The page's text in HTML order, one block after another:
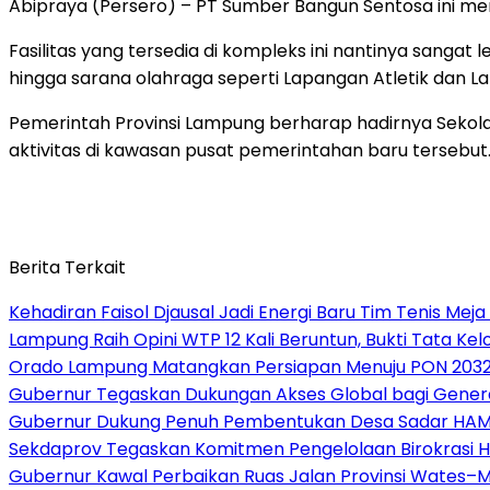
Abipraya (Persero) – PT Sumber Bangun Sentosa ini
Fasilitas yang tersedia di kompleks ini nantinya sangat
hingga sarana olahraga seperti Lapangan Atletik dan
Pemerintah Provinsi Lampung berharap hadirnya
aktivitas di kawasan pusat pemerintahan baru
Berita Terkait
Kehadiran Faisol Djausal Jadi Energi Baru Tim Tenis
Lampung Raih Opini WTP 12 Kali Beruntun, Bukti Tata
Orado Lampung Matangkan Persiapan Menuju PON
Gubernur Tegaskan Dukungan Akses Global bagi
Gubernur Dukung Penuh Pembentukan Desa Sadar
Sekdaprov Tegaskan Komitmen Pengelolaan Birokrasi
Gubernur Kawal Perbaikan Ruas Jalan Provinsi